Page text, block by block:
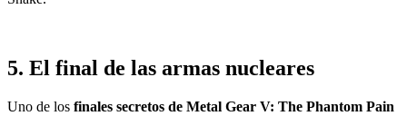
5. El final de las armas nucleares
Uno de los finales secretos de Metal Gear V: The Phantom Pain